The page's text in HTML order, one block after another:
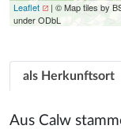
Leaflet
| © Map tiles by
under ODbL
als Herkunftsort
Aus Calw